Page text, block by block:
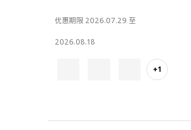
优惠期限 2026.07.29 至
2026.08.18
+1